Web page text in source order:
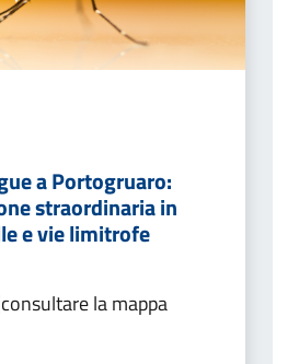
a Portogruaro:
straordinaria in
e vie limitrofe
la mappa